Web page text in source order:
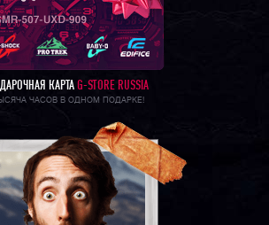
КАРТА G-STORE RUSSIA
ЧАСОВ В ОДНОМ ПОДАРКЕ!